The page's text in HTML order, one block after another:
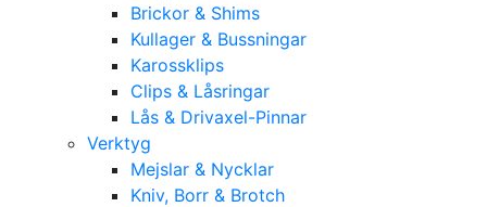
Brickor & Shims
Kullager & Bussningar
Karossklips
Clips & Låsringar
Lås & Drivaxel-Pinnar
Verktyg
Mejslar & Nycklar
Kniv, Borr & Brotch